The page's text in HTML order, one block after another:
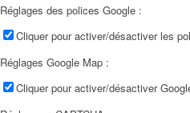
Réglages des polices Google :
Cliquer pour activer/désactiver les
Réglages Google Map :
Cliquer pour activer/désactiver